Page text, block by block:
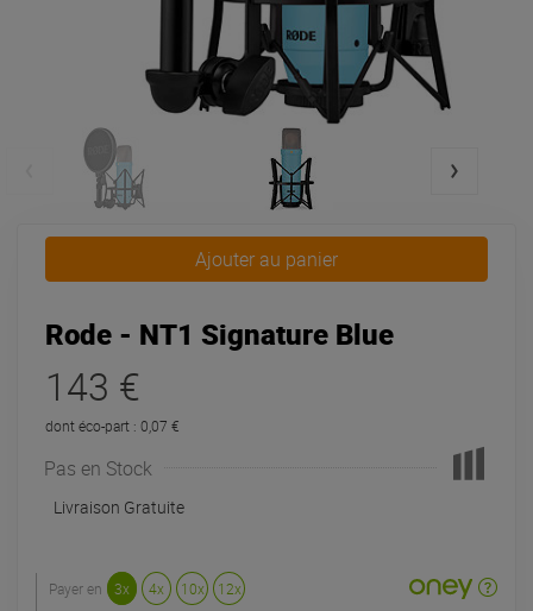
Ajouter au panier
Rode - NT1 Signature Blue
143 €
dont éco-part : 0,07 €
Pas en Stock
Livraison Gratuite
Payer en 3x 4x 10x 12x